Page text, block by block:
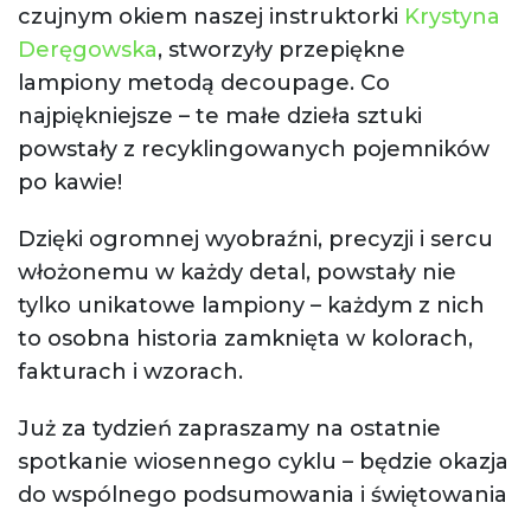
czujnym okiem naszej instruktorki Krystyna
Deręgowska, stworzyły przepiękne
lampiony metodą decoupage. Co
najpiękniejsze – te małe dzieła sztuki
powstały z recyklingowanych pojemników
po kawie!
Dzięki ogromnej wyobraźni, precyzji i sercu
włożonemu w każdy detal, powstały nie
tylko unikatowe lampiony – każdym z nich
to osobna historia zamknięta w kolorach,
fakturach i wzorach.
Już za tydzień zapraszamy na ostatnie
spotkanie wiosennego cyklu – będzie okazja
do wspólnego podsumowania i świętowania